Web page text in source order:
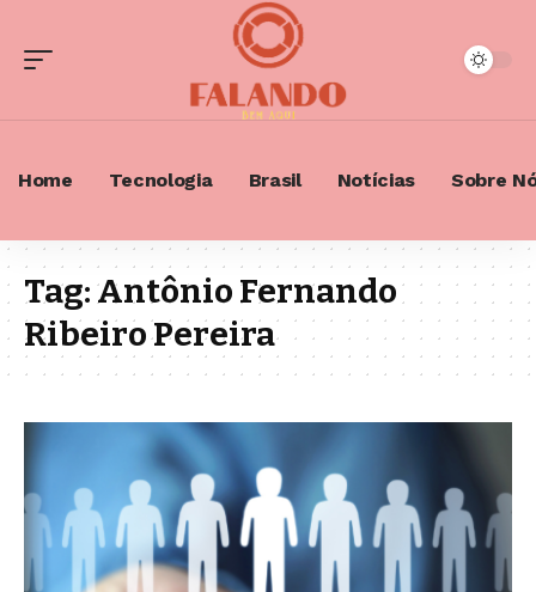
Home Tecnologia Brasil Notícias Sobre
Tag:Antônio Fernando
Ribeiro Pereira